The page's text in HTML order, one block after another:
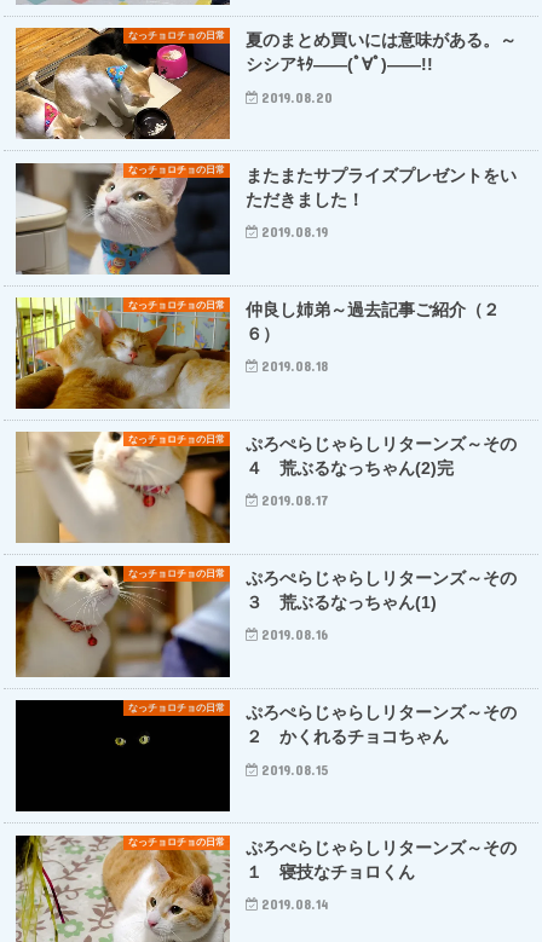
なっチョロチョの日常
夏のまとめ買いには意味がある。～
シシアｷﾀ――(ﾟ∀ﾟ)――!!
2019.08.20
なっチョロチョの日常
またまたサプライズプレゼントをい
ただきました！
2019.08.19
なっチョロチョの日常
仲良し姉弟～過去記事ご紹介（２
６）
2019.08.18
なっチョロチョの日常
ぷろぺらじゃらしリターンズ～その
４ 荒ぶるなっちゃん(2)完
2019.08.17
なっチョロチョの日常
ぷろぺらじゃらしリターンズ～その
３ 荒ぶるなっちゃん(1)
2019.08.16
なっチョロチョの日常
ぷろぺらじゃらしリターンズ～その
２ かくれるチョコちゃん
2019.08.15
なっチョロチョの日常
ぷろぺらじゃらしリターンズ～その
１ 寝技なチョロくん
2019.08.14